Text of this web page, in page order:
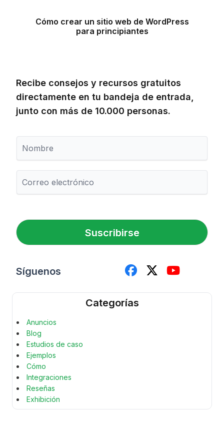
Cómo crear un sitio web de WordPress
para principiantes
Recibe consejos y recursos gratuitos
directamente en tu bandeja de entrada,
junto con más de 10.000 personas.
m
b
r
o
e
t
ó
c
o
*
Suscribirse
Síguenos
Categorías
Anuncios
Blog
Estudios de caso
Ejemplos
Cómo
Integraciones
Reseñas
Exhibición